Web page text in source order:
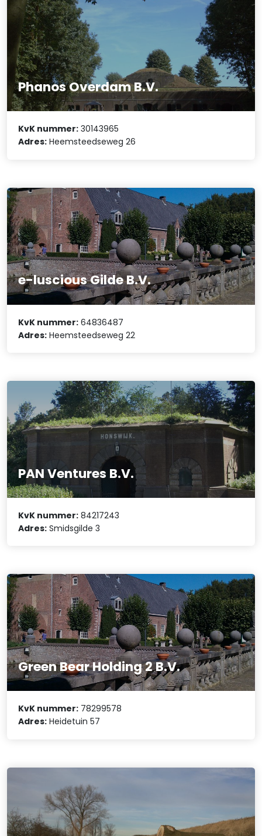
Phanos Overdam B.V.
KvK nummer: 30143965
Adres: Heemsteedseweg 26
e-luscious Gilde B.V.
KvK nummer: 64836487
Adres: Heemsteedseweg 22
PAN Ventures B.V.
KvK nummer: 84217243
Adres: Smidsgilde 3
Green Bear Holding 2 B.V.
KvK nummer: 78299578
Adres: Heidetuin 57